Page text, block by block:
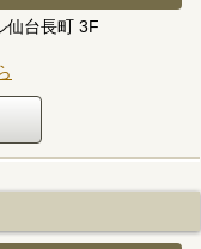
仙台長町 3F